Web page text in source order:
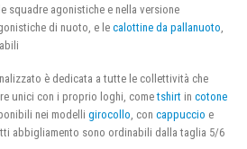
squadre agonistiche e nella versione
di nuoto, e le calottine da pallanuoto,
è dedicata a tutte le collettività che
unici con i proprio loghi, cometshirt in cotone
nei modelli girocollo, con cappuccio e
abbigliamento sono ordinabili dalla taglia 5/6